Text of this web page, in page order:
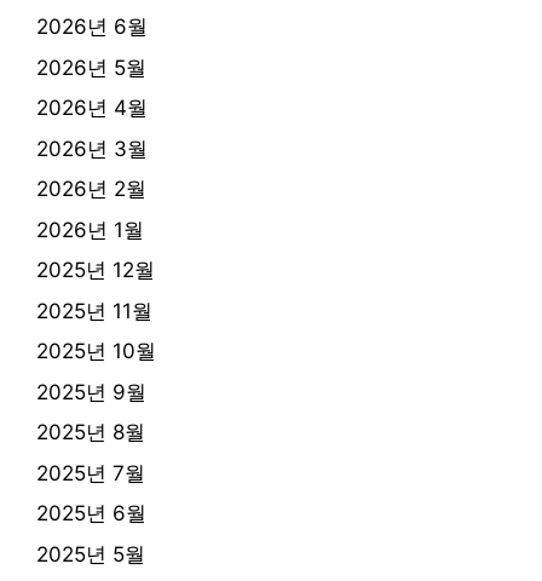
2026년 6월
2026년 5월
2026년 4월
2026년 3월
2026년 2월
2026년 1월
2025년 12월
2025년 11월
2025년 10월
2025년 9월
2025년 8월
2025년 7월
2025년 6월
2025년 5월